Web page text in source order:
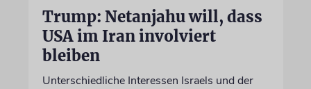
Trump: Netanjahu will, dass
USA im Iran involviert
bleiben
Unterschiedliche Interessen Israels und der